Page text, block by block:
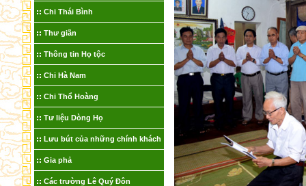
Chi Thái Bình
Thư giãn
Thông tin Họ tộc
Chi Hà Nam
Chi Thổ Hoàng
Tư liệu Dòng Họ
Lưu bút của những chính khách
Gia phả
Các trường Lê Quý Đôn